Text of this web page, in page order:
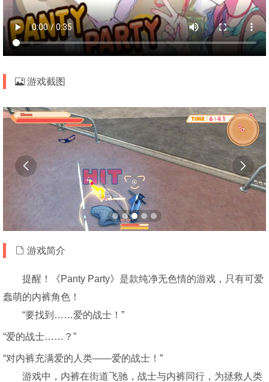
游戏截图
 
游戏简介
提醒！《Panty Party》是款纯净无色情的游戏，只有可爱
蠢萌的内裤角色！
“要找到……爱的战士！”
“爱的战士……？”
“对内裤充满爱的人类——爱的战士！”
游戏中，内裤在街道飞驰，战士与内裤同行，为拯救人类